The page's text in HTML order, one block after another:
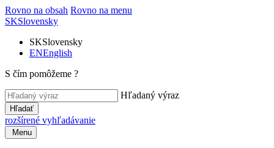
Rovno na obsah Rovno na menu
SKSlovensky
SKSlovensky
ENEnglish
S čím pomôžeme ?
Hľadaný výraz
Hľadať
rozšírené vyhľadávanie
Menu